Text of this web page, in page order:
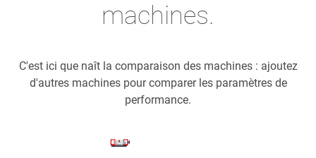
machines.
C'est ici que naît la comparaison des machines : ajoutez
d'autres machines pour comparer les paramètres de
performance.